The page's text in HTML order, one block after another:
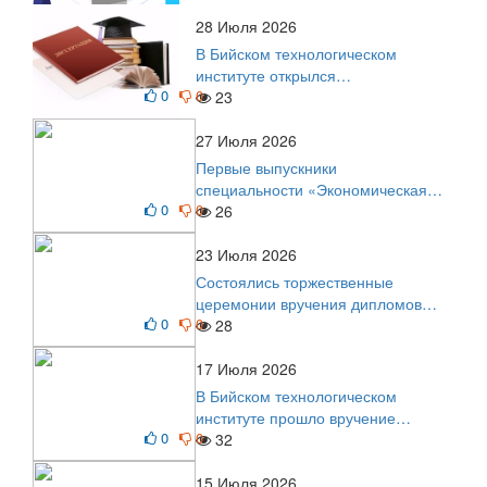
28 Июля 2026
В Бийском технологическом
институте открылся
диссертационный совет!
0 0 23
27 Июля 2026
Первые выпускники
специальности «Экономическая
безопасность»
0 0 26
23 Июля 2026
Состоялись торжественные
церемонии вручения дипломов
выпускникам БТИ
0 0 28
17 Июля 2026
В Бийском технологическом
институте прошло вручение
дипломов
0 0 32
15 Июля 2026